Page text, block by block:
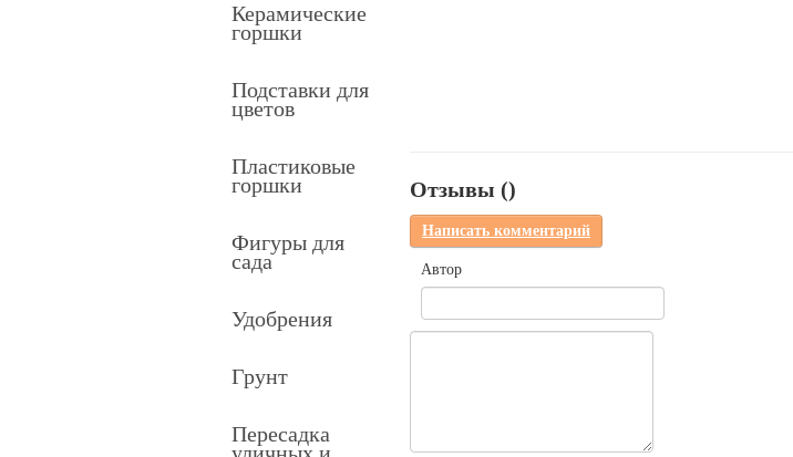
Керамические
горшки
Подставки для
цветов
Пластиковые
горшки
Фигуры для
сада
Удобрения
Грунт
Пересадка
Отзывы ()
Написать комментарий
Автор